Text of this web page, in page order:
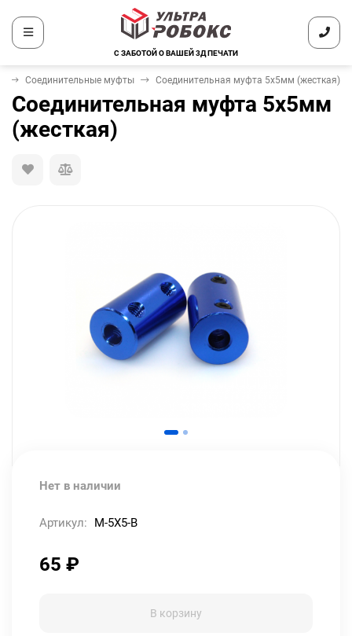
С ЗАБОТОЙ О ВАШЕЙ 3Д ПЕЧАТИ
Соединительные муфты Соединительная муфта 5x5мм (жесткая)
Соединительная муфта 5x5мм
(жесткая)
Нет в наличии
Артикул: M-5X5-B
65 ₽
В корзину